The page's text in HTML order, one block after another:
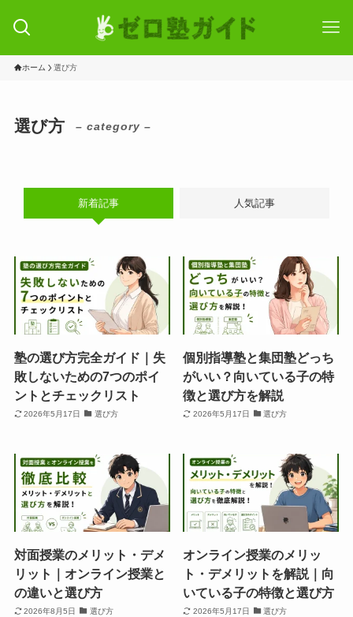
ホーム 選び方
選び方 – category –
新着記事 人気記事
塾の選び方完全ガイド｜失
敗しないための7つのポイ
ントとチェックリスト
2026年5月17日 選び方
個別指導塾と集団塾どっち
がいい？向いている子の特
徴と選び方を解説
2026年5月17日 選び方
対面授業のメリット・デメ
リット｜オンライン授業と
の違いと選び方
2026年8月5日 選び方
オンライン授業のメリッ
ト・デメリットを解説｜向
いている子の特徴と選び方
2026年5月17日 選び方